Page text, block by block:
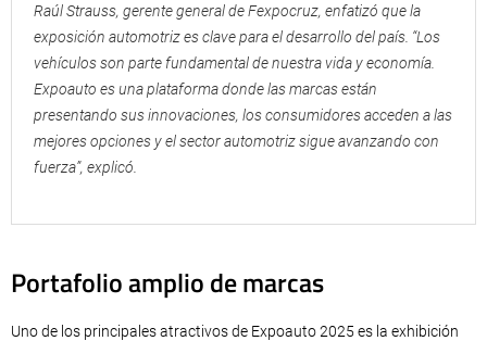
Raúl Strauss, gerente general de Fexpocruz, enfatizó que la
exposición automotriz es clave para el desarrollo del país. “Los
vehículos son parte fundamental de nuestra vida y economía.
Expoauto es una plataforma donde las marcas están
presentando sus innovaciones, los consumidores acceden a las
mejores opciones y el sector automotriz sigue avanzando con
fuerza”, explicó.
Portafolio amplio de marcas
Uno de los principales atractivos de Expoauto 2025 es la exhibición